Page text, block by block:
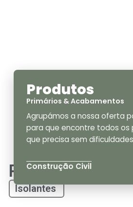
Produtos
Primários & Acabamentos
Agrupámos a nossa oferta
para que encontre todos os
que precisa sem
Construção Civil
Primário
Isolantes